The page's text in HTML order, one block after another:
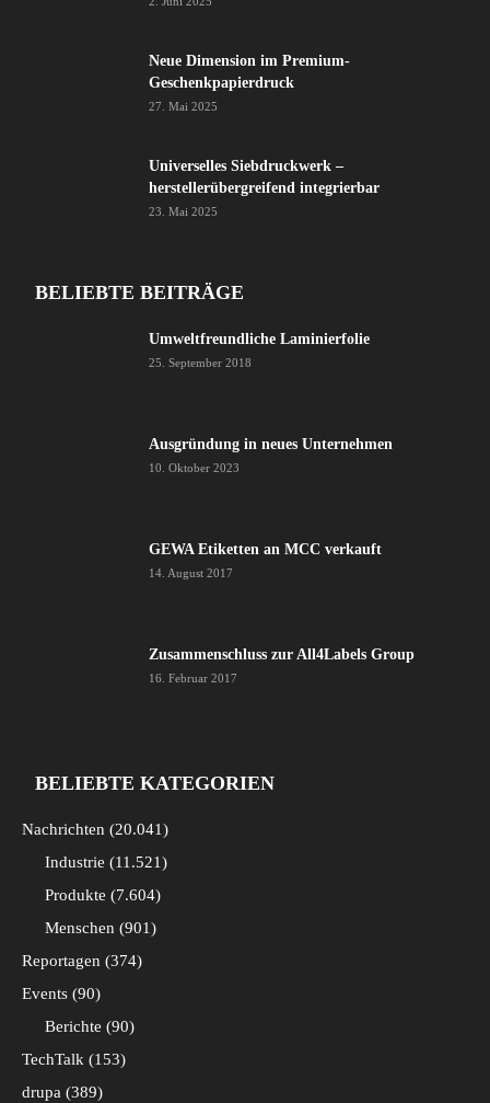
Neue Dimension im Premium-
Geschenkpapierdruck
27. Mai 2025
Universelles Siebdruckwerk –
herstellerübergreifend integrierbar
23. Mai 2025
BELIEBTE BEITRÄGE
Umweltfreundliche Laminierfolie
25. September 2018
Ausgründung in neues Unternehmen
10. Oktober 2023
GEWA Etiketten an MCC verkauft
14. August 2017
Zusammenschluss zur All4Labels Group
16. Februar 2017
BELIEBTE KATEGORIEN
Nachrichten
20.041
Industrie
11.521
Produkte
7.604
Menschen
901
Reportagen
374
Events 90
Berichte
90
TechTalk
153
drupa
389